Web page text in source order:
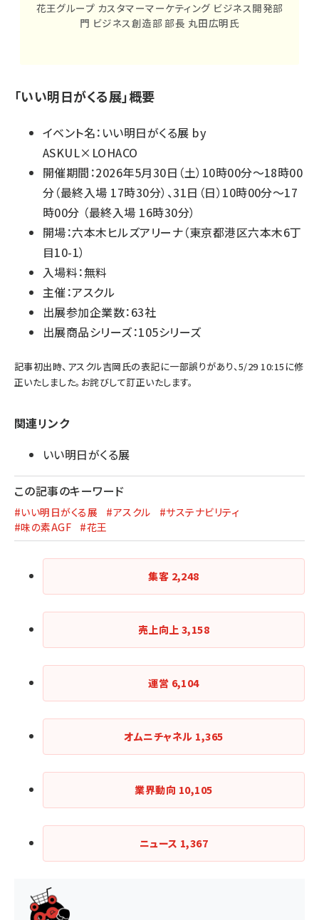
花王グループ カスタマーマーケティング ビジネス開発部
門 ビジネス創造部 部長 丸田広明氏
「いい明日がくる展」概要
イベント名：いい明日がくる展 by
ASKUL×LOHACO
開催期間：2026年5月30日（土）10時00分～18時00
分（最終入場 17時30分）、31日（日）10時00分～17
時00分 （最終入場 16時30分）
開場：六本木ヒルズアリーナ（東京都港区六本木6丁
目10-1）
入場料：無料
主催：アスクル
出展参加企業数：63社
出展商品シリーズ：105シリーズ
記事初出時、アスクル吉岡氏の表記に一部誤りがあり、5/29 10:15に修
正いたしました。お詫びして訂正いたします。
関連リンク
いい明日がくる展
この記事のキーワード
#いい明日がくる展 #アスクル
#サステナビリティ
#味の素AGF
#花王
集客 2,248
売上向上 3,158
運営 6,104
オムニチャネル 1,365
業界動向 10,105
ニュース 1,367